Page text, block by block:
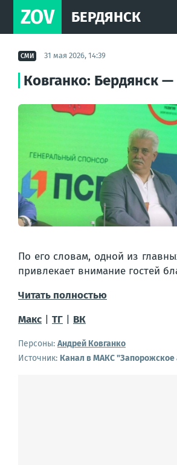
ZOV БЕРДЯНСК
СМИ 31 мая 2026, 14:39
Ковганко: Бердянск
По его словам, одной из
привлекает внимание гостей
Читать полностью
Макс
ТГ ВК
Персоны: Андрей Ковганко
Источник: Канал в МАКС "Запорожское